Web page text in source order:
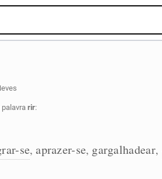
palavra rir:
se,aprazer-se, gargalhadear,